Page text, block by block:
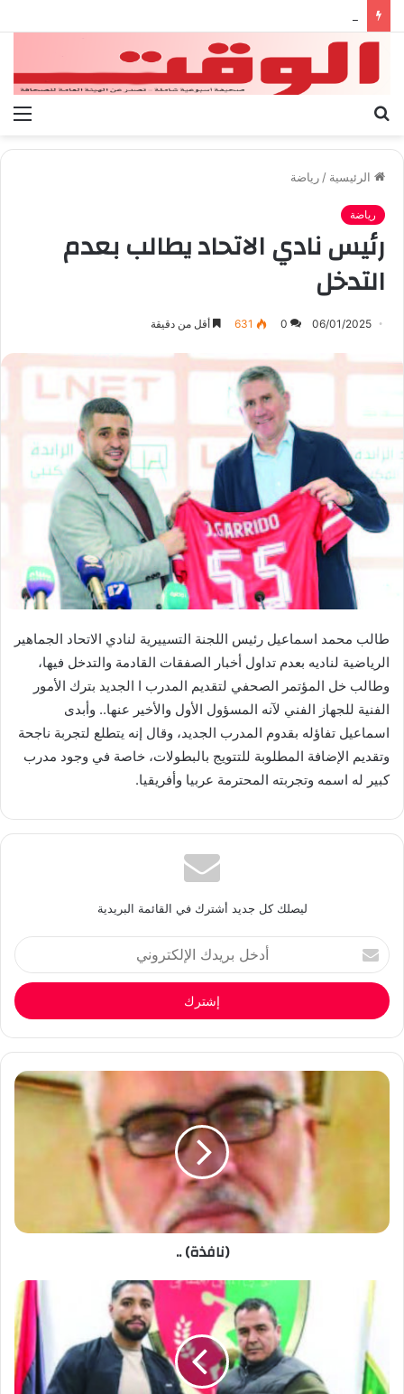
الرئيسية / رياضة
رياضة
رئيس نادي الاتحاد يطالب بعدم
التدخل
06/01/2025
0
631 أقل من دقيقة
طالب محمد اسماعيل رئيس اللجنة التسييرية لنادي الاتحاد الجماهير
الرياضية لناديه بعدم تداول أخبار الصفقات القادمة والتدخل فيها،
وطالب خل المؤتمر الصحفي لتقديم المدرب ا الجديد بترك الأمور
الفنية للجهاز الفني لآنه المسؤول الأول والأخير عنها.. وأبدى
اسماعيل تفاؤله بقدوم المدرب الجديد، وقال إنه يتطلع لتجربة ناجحة
وتقديم الإضافة المطلوبة للتتويج بالبطولات، خاصة في وجود مدرب
كبير له اسمه وتجربته المحترمة عربيا وأفريقيا.
ليصلك كل جديد أشترك في القائمة البريدية
أدخل
بريدك
الإلكتروني
(نافذة) ..